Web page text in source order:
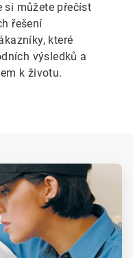
si můžete přečíst
řešení
které
výsledků a
k životu.